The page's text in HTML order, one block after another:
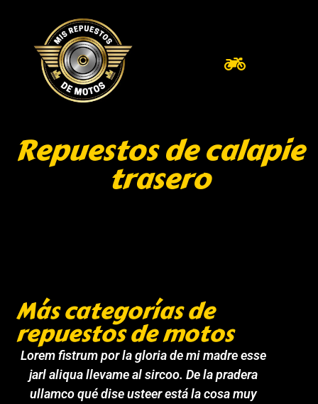
Repuestos de calapie
trasero
Más categorías de
repuestos de motos
Lorem fistrum por la gloria de mi madre esse
jarl aliqua llevame al sircoo. De la pradera
ullamco qué dise usteer está la cosa muy